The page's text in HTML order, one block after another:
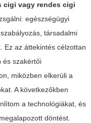
cigi vagy rendes cigi
egészségügyi
társadalmi
Ez az áttekintés célzottan
és szakértői
miközben elkerüli a
A következőkben
a technológiákat, és
döntést.